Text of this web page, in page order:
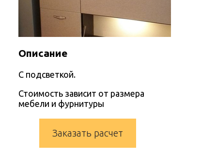
Описание
С подсветкой.
Стоимость зависит от размера
мебели и фурнитуры
Заказать расчет